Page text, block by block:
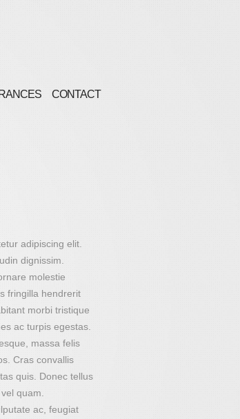
CONTACT
adipiscing elit.
dignissim.
molestie
fringilla hendrerit
morbi tristique
ac turpis egestas.
massa felis
Cras convallis
quis. Donec tellus
quam.
ac, feugiat